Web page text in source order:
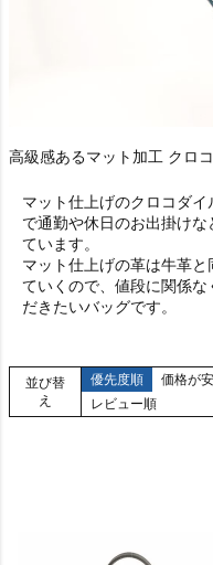
高級感あるマット加工 クロ
マット仕上げのクロコダ
で通勤や休日のお出掛け
ています。
マット仕上げの革は牛革
ていくので、値段に関係
だきたいバッグです。
並び替
え
優先度順 価格が
レビュー順